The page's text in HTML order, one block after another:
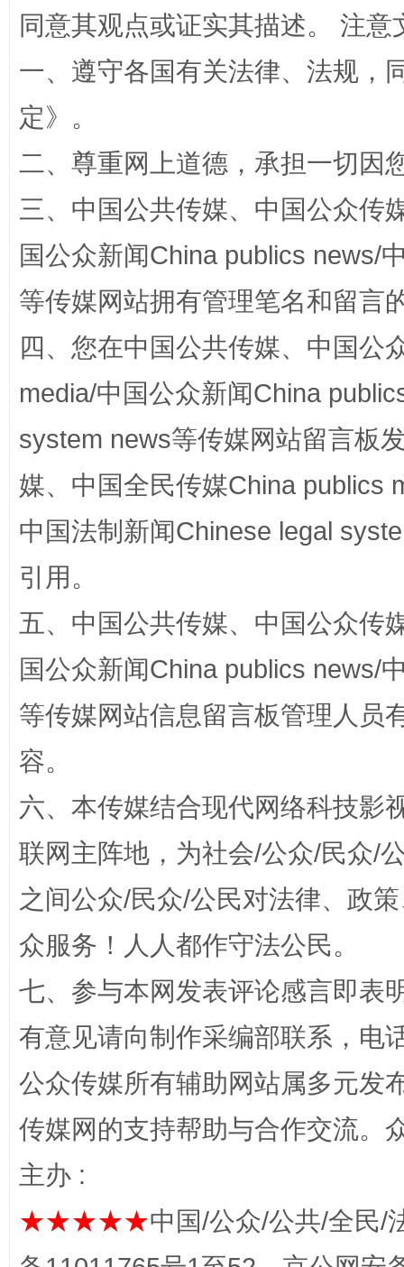
解纷+调解+退费，一次搞定
站台名比不上好声名
漫山遍野的桃花与雪山、麦地、白藏房
网上购药对药下症？
这是一记警钟！ 谢
同意其观点或证实其描述。 注
一、遵守各国有关法律、法规，
定》。
二、尊重网上道德，承担一切因
三、中国公共传媒、中国公众传
国公众新闻China publics news/
等传媒网站拥有管理笔名和留言
四、您在中国公共传媒、中国公
media/中国公众新闻China
system news等传媒网站留言板
媒、中国全民传媒China publics
中国法制新闻Chinese legal
引用。
五、中国公共传媒、中国公众传
国公众新闻China publics news/
等传媒网站信息留言板管理人员
容。
六、本传媒结合现代网络科技影
联网主阵地，为社会/公众/民众/
之间公众/民众/公民对法律、政
众服务！人人都作守法公民。
七、参与本网发表评论感言即表
有意见请向制作采编部联系，电
公众传媒所有辅助网站属多元发
传媒网的支持帮助与合作交流。
主办 :
★★★★★中国/公众/公共/全民/